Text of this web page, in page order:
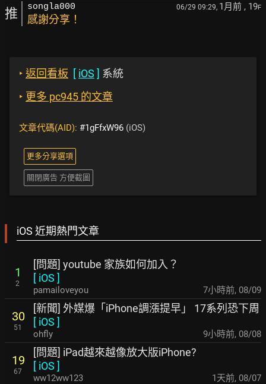
推 songla000 06/29 09:29, 1月前 , 19F
感謝分享！
‣ 返回看板 [ iOS ] 系統
‣ 更多 pc945 的文章
文章代碼(AID): #1gFfxW96 (iOS)
更多分享選項
關閉廣告 方便截圖
iOS 近期熱門文章
1
2
[問題] youtube 家族如何加入？
[ iOS ]
pamailoveyou 7小時前, 08/09
30
51
[新聞] 外媒爆「iPhone調漲提早」 17系列恐下周
[ iOS ]
ohfly 9小時前, 08/08
19
67
[問題] iPad越來越像放大版iPhone?
[ iOS ]
ww12ww123 1天前, 08/07